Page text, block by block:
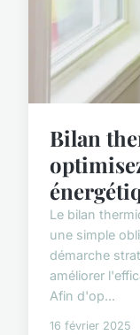
Bilan
Le bilan
une simple
démarche
améliorer
Afin d'op...
16 février 2025